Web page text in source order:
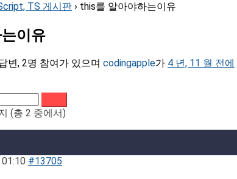
TS 게시판 › this를 알아야하는이유
이유
변, 2명 참여가 있으며 codingapple가 4 년, 11 월 전에
(총 2 중에서)
#13705